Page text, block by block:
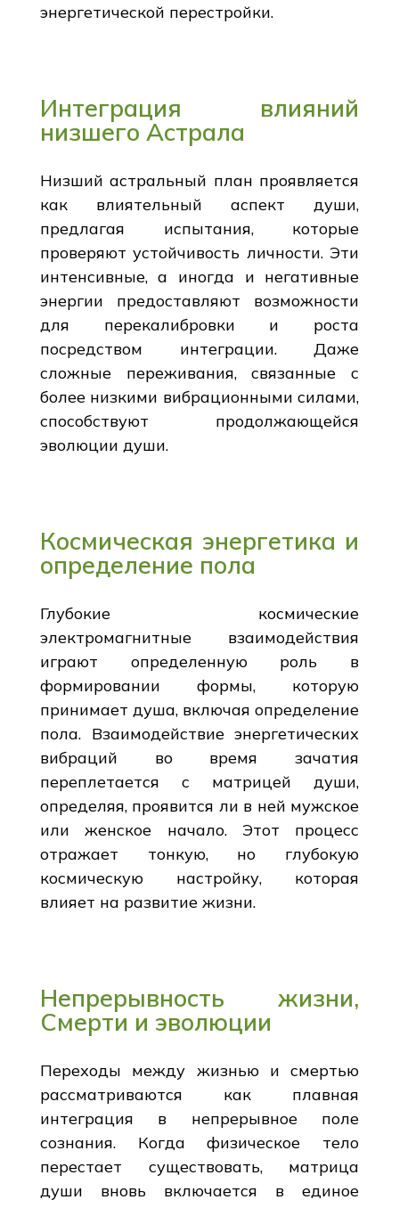
энергетической перестройки.
Интеграция влияний
низшего Астрала
Низший астральный план проявляется
как влиятельный аспект души,
предлагая испытания, которые
проверяют устойчивость личности. Эти
интенсивные, а иногда и негативные
энергии предоставляют возможности
для перекалибровки и роста
посредством интеграции. Даже
сложные переживания, связанные с
более низкими вибрационными силами,
способствуют продолжающейся
эволюции души.
Космическая энергетика и
определение пола
Глубокие космические
электромагнитные взаимодействия
играют определенную роль в
формировании формы, которую
принимает душа, включая определение
пола. Взаимодействие энергетических
вибраций во время зачатия
переплетается с матрицей души,
определяя, проявится ли в ней мужское
или женское начало. Этот процесс
отражает тонкую, но глубокую
космическую настройку, которая
влияет на развитие жизни.
Непрерывность жизни,
Смерти и эволюции
Переходы между жизнью и смертью
рассматриваются как плавная
интеграция в непрерывное поле
сознания. Когда физическое тело
перестает существовать, матрица
души вновь включается в единое